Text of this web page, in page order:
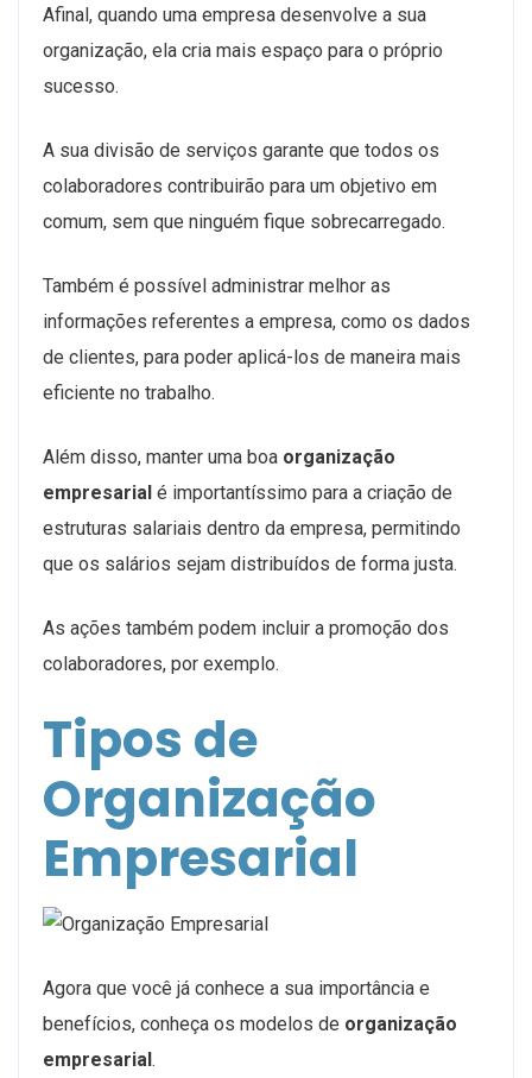
Afinal, quando uma empresa desenvolve a sua
organização, ela cria mais espaço para o próprio
sucesso.
A sua divisão de serviços garante que todos os
colaboradores contribuirão para um objetivo em
comum, sem que ninguém fique sobrecarregado.
Também é possível administrar melhor as
informações referentes a empresa, como os dados
de clientes, para poder aplicá-los de maneira mais
eficiente no trabalho.
Além disso, manter uma boa organização
empresarial é importantíssimo para a criação de
estruturas salariais dentro da empresa, permitindo
que os salários sejam distribuídos de forma justa.
As ações também podem incluir a promoção dos
colaboradores, por exemplo.
Tipos de
Organização
Empresarial
Agora que você já conhece a sua importância e
benefícios, conheça os modelos de organização
empresarial .